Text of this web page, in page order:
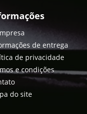
de entrega
de privacidade
e condições
do site